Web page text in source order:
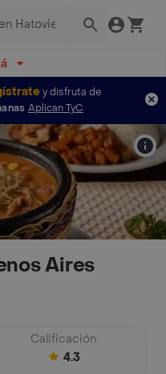
y disfruta de
Aplican TyC
Aires
Calificación
4.3